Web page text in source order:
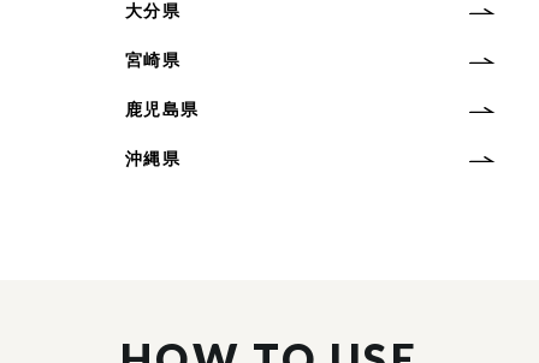
大分県
宮崎県
鹿児島県
沖縄県